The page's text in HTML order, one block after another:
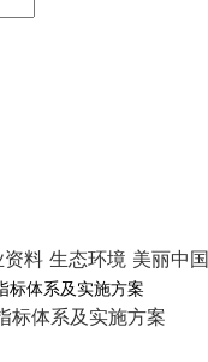
料 生态环境 美丽中
标体系及实施方案